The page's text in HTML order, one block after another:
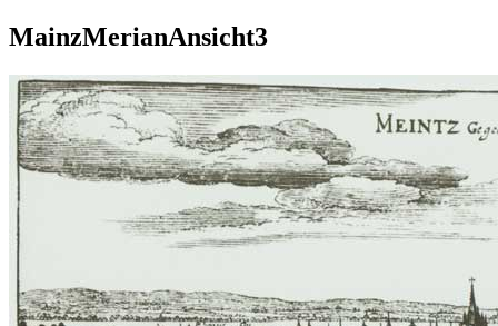
MainzMerianAnsicht3